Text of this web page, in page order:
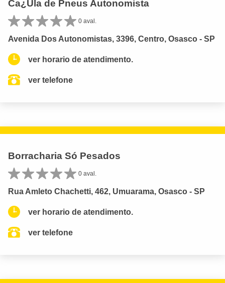
Ca¿Ula de Pneus Autonomista
0 aval.
Avenida Dos Autonomistas, 3396, Centro, Osasco - SP
ver horario de atendimento.
ver telefone
Borracharia Só Pesados
0 aval.
Rua Amleto Chachetti, 462, Umuarama, Osasco - SP
ver horario de atendimento.
ver telefone